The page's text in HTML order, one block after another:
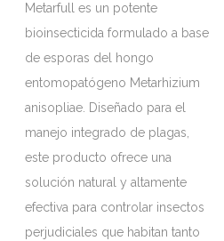
Metarfull es un potente
bioinsecticida formulado a base
de esporas del hongo
entomopatógeno Metarhizium
anisopliae. Diseñado para el
manejo integrado de plagas,
este producto ofrece una
solución natural y altamente
efectiva para controlar insectos
perjudiciales que habitan tanto